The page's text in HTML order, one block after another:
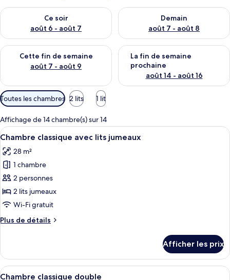
Ce soir
août 6 - août 7
Vérifier la disponibilité pour ce soir août 6 - août 7
Demain
août 7 - août 8
Vérifier la disponibilité pour
Cette fin de semaine
août 7 - août 9
Vérifier la disponibilité pour cette fin de semaine août 7 -
La fin de semaine
prochaine
août 14 - août 16
Vérifier la disponibilité pour
Filtres
disponibles
pour
les
chambres
Toutes les chambres 2 lits 1 lit
Affichage de 14 chambre(s) sur 14
Afficher
toutes
les
photos
pour
ce
type
chambre :
avec
lits
Une chambre d’hôtel avec deux lits,
4
Chambre classique avec lits jumeaux
28 m²
1 chambre
2 personnes
2 lits jumeaux
Wi-Fi gratuit
Plus de détails
Plus
Chambre
classique
avec
Afficher les prix
Afficher
Une chambre d’hôtel avec un grand
5
Chambre classique double